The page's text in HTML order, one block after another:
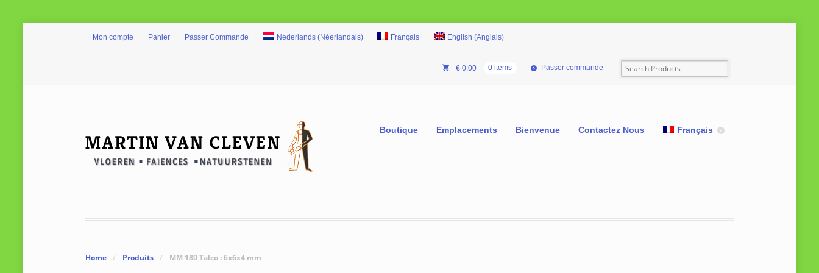
Mon compte Panier Passer Commande Nederlands(Néerlandais) Français English (Anglais)
€0.00 0 items Passer commande
Boutique Emplacements Bienvenue Contactez Nous Français
Home / Produits / MM 180 Talco : 6x6x4 mm